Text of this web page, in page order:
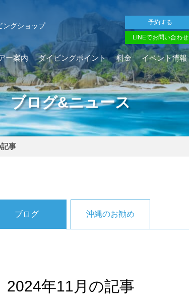
ングショップ 予約する
LINEでお問い合わせ
ブログ&ニュース
ー案内 ダイビングポイント 料金 イベント情報
事
ブログ 沖縄のお勧め
2024年11月の記事